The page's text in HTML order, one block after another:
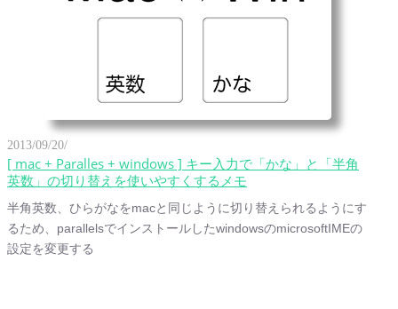
2013/09/20/
[ mac + Paralles + windows ] キー入力で「かな」と「半角
英数」の切り替えを使いやすくするメモ
半角英数、ひらがなをmacと同じように切り替えられるようにす
るため、parallelsでインストールしたwindowsのmicrosoftIMEの
設定を変更する